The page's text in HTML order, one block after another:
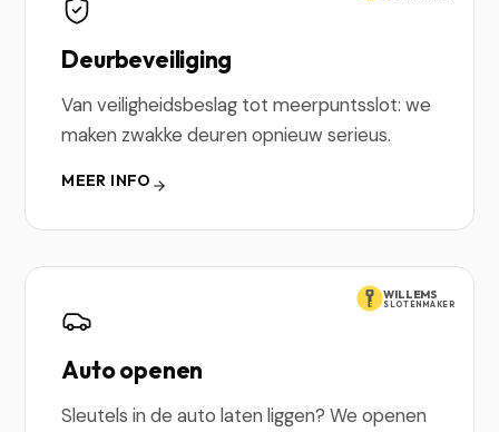
Deurbeveiliging
Van veiligheidsbeslag tot meerpuntsslot: we
maken zwakke deuren opnieuw serieus.
MEER INFO
WILLEMS
SLOTENMAKER
Auto openen
Sleutels in de auto laten liggen? We openen